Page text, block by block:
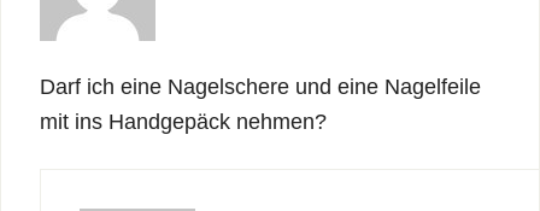
Darf ich eine Nagelschere und eine Nagelfeile
mit ins Handgepäck nehmen?